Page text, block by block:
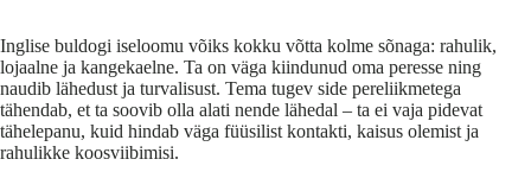
Inglise buldogi iseloomu võiks kokku võtta kolme sõnaga: rahulik,
lojaalne ja kangekaelne. Ta on väga kiindunud oma peresse ning
naudib lähedust ja turvalisust. Tema tugev side pereliikmetega
tähendab, et ta soovib olla alati nende lähedal – ta ei vaja pidevat
tähelepanu, kuid hindab väga füüsilist kontakti, kaisus olemist ja
rahulikke koosviibimisi.